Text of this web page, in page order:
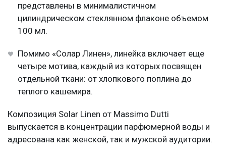
представлены в минималистичном
цилиндрическом стеклянном флаконе объемом
100 мл.
Помимо «Солар Линен», линейка включает еще
четыре мотива, каждый из которых посвящен
отдельной ткани: от хлопкового поплина до
теплого кашемира.
Композиция Solar Linen от Massimo Dutti
выпускается в концентрации парфюмерной воды и
адресована как женской, так и мужской аудитории.